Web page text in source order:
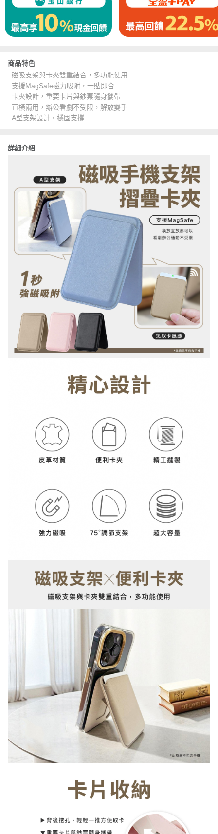
商品特色
磁吸支架與卡夾雙重結合，多功能使用
支援MagSafe磁力吸附，一貼即合
卡夾設計，重要卡片與鈔票隨身攜帶
直橫兩用，辦公看劇不受限，解放雙手
A型支架設計，穩固支撐
詳細介紹